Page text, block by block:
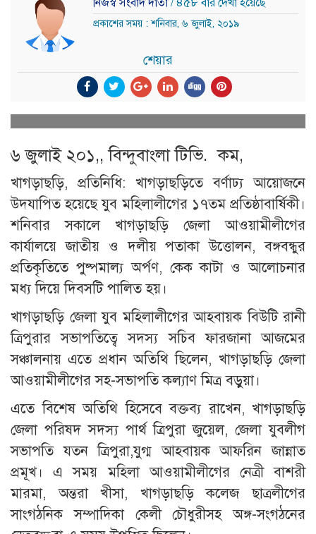
নিজস্ব সংবাদ দাতা/ ৪৫৮ বার দেখা হয়েছে
প্রকাশের সময় : শনিবার, ৬ জুলাই, ২০১৯
শেয়ার
৬ জুলাই ২০১,, বিন্দুবাংলা টিভি. কম,
খাগড়াছড়ি, প্রতিনিধি: খাগড়াছড়িতে বর্ণাঢ্য আয়োজনে
উদযাপিত হয়েছে যুব মহিলালীগের ১৭তম প্রতিষ্ঠাবার্ষিকী।
শনিবার সকালে খাগড়াছড়ি জেলা আওয়ামীলীগের
কার্যালয়ে জাতীয় ও দলীয় পতাকা উত্তোলন, বঙ্গবন্ধুর
প্রতিকৃতিতে পুষ্পমাল্য অর্পণ, কেক কাটা ও আলোচনার
মধ্য দিয়ে দিবসটি পালিত হয়।
খাগড়াছড়ি জেলা যুব মহিলালীগের আহবায়ক বিউটি রানী
ত্রিপুরার সভাপতিত্বে সদস্য সচিব ফারজানা আজমের
সঞ্চালনায় এতে প্রধান অতিথি ছিলেন, খাগড়াছড়ি জেলা
আওয়ামীলীগের সহ-সভাপতি কল্যাণ মিত্র বড়ুয়া।
এতে বিশেষ অতিথি হিসেবে বক্তব্য রাখেন, খাগড়াছড়ি
জেলা পরিষদ সদস্য পার্থ ত্রিপুরা জুয়েল, জেলা যুবলীগ
সভাপতি যতন ত্রিপুরা,যুগ্ম আহবায়ক আফরিন জান্নাত
প্রমূখ। এ সময় মহিলা আওয়ামীলীগের নেত্রী বাশরী
মারমা, অন্তরা খীসা, খাগড়াছড়ি কলেজ ছাত্রলীগের
সাংগঠনিক সম্পাদিকা কেলী চৌধুরীসহ অঙ্গ-সংগঠনের